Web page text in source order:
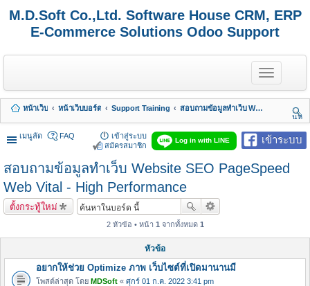
M.D.Soft Co.,Ltd. Software House CRM, ERP
E-Commerce Solutions Odoo Support
T
o
g
e
n
a
i
g
หน้าเว็บ หน้าเว็บบอร์ด Support Training
สอบถามข้อมูลทำเว็บ Website SEO PageSpeed Web Vital - High Performance
นห
า
เมนูลัด
เข้าระบบ
Log in with LINE
FAQ
เข้าสู่ระบบ
สมัครสมาชิก
สอบถามข้อมูลทำเว็บ Website SEO PageSpeed
Web Vital - High Performance
ตั้งกระทู้ใหม่
2 หัวข้อ • หน้า 1 จากทั้งหมด 1
หัวข้อ
อยากให้ช่วย Optimize ภาพ เว็บไซต์ที่เปิดมานานมี
โพสต์ล่าสุด โดย MDSoft « ศุกร์ 01 ก.ค. 2022 3:41 pm